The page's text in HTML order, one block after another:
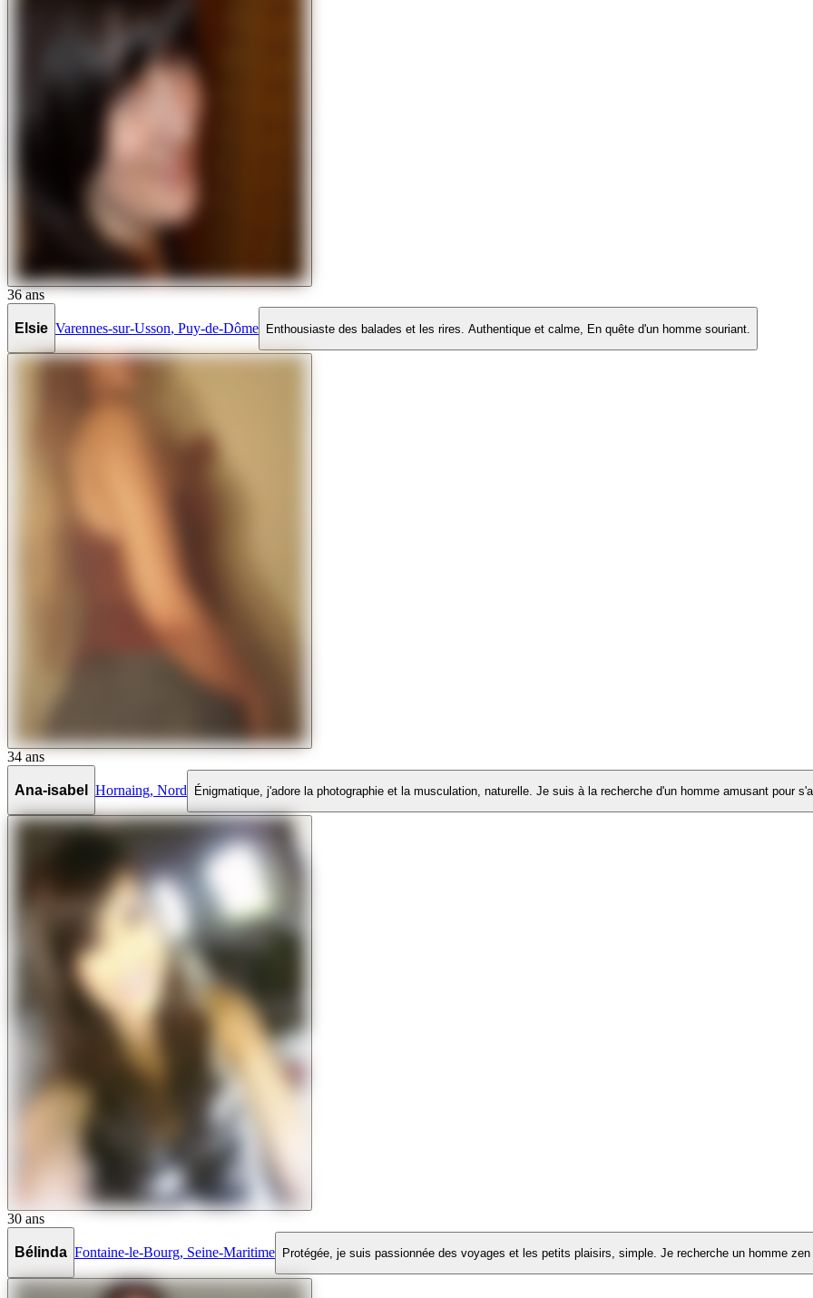
36 ans
Elsie Varennes-sur-Usson, Puy-de-Dôme Enthousiaste des balades et les rires. Authentique et calme, En quête d'un homme souriant.
34 ans
Ana-isabel Hornaing, Nord Énigmatique, j'adore la photographie et la musculation, naturelle. Je suis à la recherche d'un homme amusant pour
30 ans
Bélinda Fontaine-le-Bourg, Seine-Maritime Protégée, je suis passionnée des voyages et les petits plaisirs, simple. Je recherche un homme zen